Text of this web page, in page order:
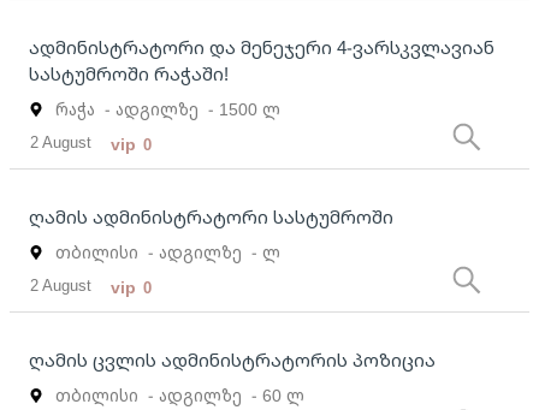
ადმინისტრატორი და მენეჯერი 4-ვარსკვლავიან
სასტუმროში რაჭაში!
რაჭა - ადგილზე - 1500 ლ
2 August vip 0
ღამის ადმინისტრატორი სასტუმროში
თბილისი - ადგილზე - ლ
2 August vip 0
ღამის ცვლის ადმინისტრატორის პოზიცია
თბილისი - ადგილზე - 60 ლ